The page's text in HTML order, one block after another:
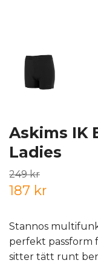
Askims IK
Ladies
249 kr
187 kr
Stannos
perfekt passform
sitter tätt runt